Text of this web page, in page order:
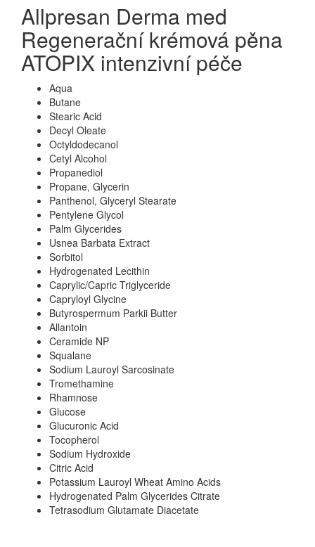
Allpresan Derma med
Regenerační krémová pěna
ATOPIX intenzivní péče
Aqua
Butane
Stearic Acid
Decyl Oleate
Octyldodecanol
Cetyl Alcohol
Propanediol
Propane, Glycerin
Panthenol, Glyceryl Stearate
Pentylene Glycol
Palm Glycerides
Usnea Barbata Extract
Sorbitol
Hydrogenated Lecithin
Caprylic/Capric Triglyceride
Capryloyl Glycine
Butyrospermum Parkii Butter
Allantoin
Ceramide NP
Squalane
Sodium Lauroyl Sarcosinate
Tromethamine
Rhamnose
Glucose
Glucuronic Acid
Tocopherol
Sodium Hydroxide
Citric Acid
Potassium Lauroyl Wheat Amino Acids
Hydrogenated Palm Glycerides Citrate
Tetrasodium Glutamate Diacetate